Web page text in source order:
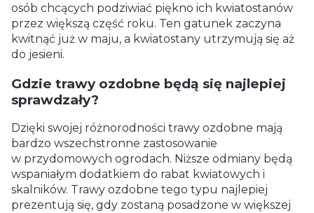
osób chcących podziwiać piękno ich kwiatostanów
przez większą część roku. Ten gatunek zaczyna
kwitnąć już w maju, a kwiatostany utrzymują się aż
do jesieni.
Gdzie trawy ozdobne będą się najlepiej
sprawdzały?
Dzięki swojej różnorodności trawy ozdobne mają
bardzo wszechstronne zastosowanie
w przydomowych ogrodach. Niższe odmiany będą
wspaniałym dodatkiem do rabat kwiatowych i
skalników. Trawy ozdobne tego typu najlepiej
prezentują się, gdy zostaną posadzone w większej